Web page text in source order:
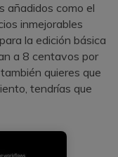
añadidos como el
inmejorables
la edición básica
a 8 centavos por
quieres que
tendrías que